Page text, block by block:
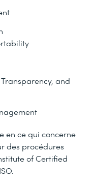
and
en ce qui concerne
des procédures
of Certified